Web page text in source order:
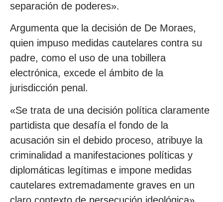
separación de poderes».
Argumenta que la decisión de De Moraes,
quien impuso medidas cautelares contra su
padre, como el uso de una tobillera
electrónica, excede el ámbito de la
jurisdicción penal.
«Se trata de una decisión política claramente
partidista que desafía el fondo de la
acusación sin el debido proceso, atribuye la
criminalidad a manifestaciones políticas y
diplomáticas legítimas e impone medidas
cautelares extremadamente graves en un